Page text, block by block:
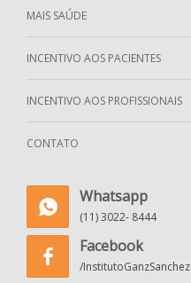
MAIS SAÚDE
INCENTIVO AOS PACIENTES
INCENTIVO AOS PROFISSIONAIS
CONTATO
Whatsapp
(11) 3022- 8444
Facebook
/InstitutoGanzSanchez